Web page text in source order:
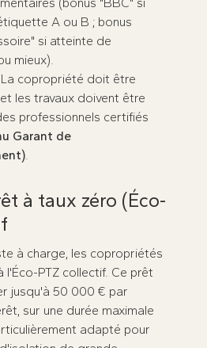
A ou B ; bonus
si atteinte de
mieux).
La copropriété doit être
les travaux doivent être
professionnels certifiés
Garant de
.
à taux zéro (Éco-
à charge, les copropriétés
l'Éco-PTZ collectif. Ce prêt
jusqu'à 50 000 € par
sur une durée maximale
adapté pour